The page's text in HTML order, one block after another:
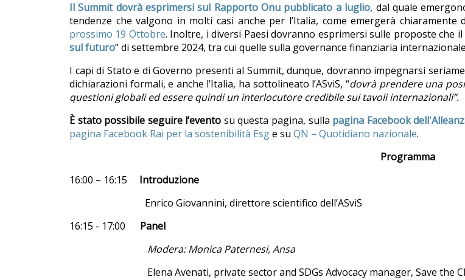
Il Summit dovrà esprimersi sul Rapporto Onu pubblicato a luglio, dal quale
tendenze che valgono in molti casi anche per l’Italia, come emergerà chiaramente
prossimo 19 Ottobre. Inoltre, i diversi Paesi dovranno esprimersi sulle proposte che
sul futuro” di settembre 2024, tra cui quelle sulla governance finanziaria
I capi di Stato e di Governo presenti al Summit, dunque, dovranno impegnarsi
dichiarazioni formali, e anche l’Italia, ha sottolineato l’ASviS, “dovrà prendere una
questioni globali ed essere quindi un interlocutore credibile sui tavoli internazionali”.
È stato possibile seguire l’evento su questa pagina, sulla pagina Facebook
pagina Facebook Rai per la sostenibilità Esge su QN – Quotidiano nazionale.
Programma
16:00 – 16:15 Introduzione
Enrico Giovannini, direttore scientifico dell’ASviS
16:15 - 17:00 Panel
Modera: Monica Paternesi, Ansa
Elena Avenati, private sector and SDGs Advocacy manager, Save the